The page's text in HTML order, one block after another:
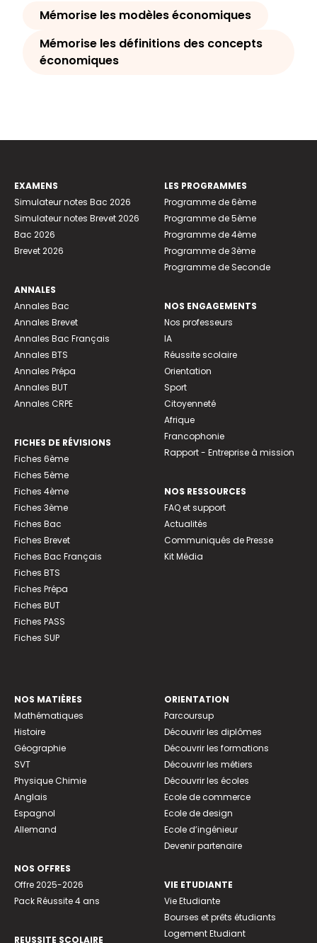
Mémorise les modèles économiques
Mémorise les définitions des concepts
économiques
EXAMENS
Simulateur notes Bac 2026
Simulateur notes Brevet 2026
Bac 2026
Brevet 2026
ANNALES
Annales Bac
Annales Brevet
Annales Bac Français
Annales BTS
Annales Prépa
Annales BUT
Annales CRPE
FICHES DE RÉVISIONS
Fiches 6ème
Fiches 5ème
Fiches 4ème
Fiches 3ème
Fiches Bac
Fiches Brevet
Fiches Bac Français
Fiches BTS
Fiches Prépa
Fiches BUT
Fiches PASS
Fiches SUP
LES PROGRAMMES
Programme de 6ème
Programme de 5ème
Programme de 4ème
Programme de 3ème
Programme de Seconde
NOS ENGAGEMENTS
Nos professeurs
IA
Réussite scolaire
Orientation
Sport
Citoyenneté
Afrique
Francophonie
Rapport - Entreprise à mission
NOS RESSOURCES
FAQ et support
Actualités
Communiqués de Presse
Kit Média
NOS MATIÈRES
Mathématiques
Histoire
Géographie
SVT
Physique Chimie
Anglais
Espagnol
Allemand
NOS OFFRES
Offre 2025-2026
Pack Réussite 4 ans
REUSSITE SCOLAIRE
ORIENTATION
Parcoursup
Découvrir les diplômes
Découvrir les formations
Découvrir les métiers
Découvrir les écoles
Ecole de commerce
Ecole de design
Ecole d’ingénieur
Devenir partenaire
VIE ETUDIANTE
Vie Etudiante
Bourses et prêts étudiants
Logement Etudiant